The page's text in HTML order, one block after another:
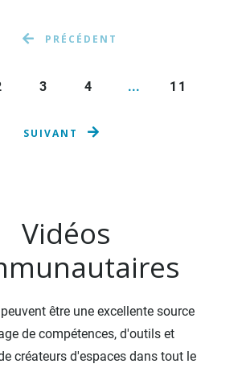
PRÉCÉDENT
3 4 ... 11
SUIVANT
Vidéos
être une excellente source
de compétences, d'outils et
créateurs d'espaces dans tout le